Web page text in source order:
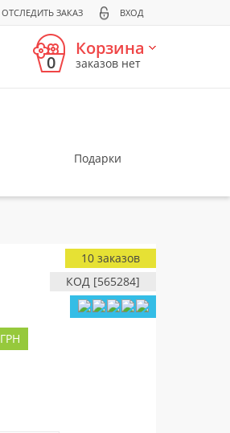
ОТСЛЕДИТЬ ЗАКАЗ ВХОД
0
Корзина
заказов нет
Подарки
КОД [565284]
10 заказов
ГРН